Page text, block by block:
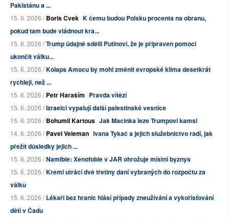
Pakistánu a ...
15. 6. 2026 /Boris Cvek K čemu budou Polsku procenta na obranu,
pokud tam bude vládnout kra...
15. 6. 2026 /Trump údajně sdělil Putinovi, že je připraven pomoci
ukončit válku...
15. 6. 2026 /Kolaps Amocu by mohl změnit evropské klima desetkrát
rychleji, než ...
15. 6. 2026 /Petr Haraším Pravda vítězí
15. 6. 2026 /Izraelci vypalují další palestinské vesnice
15. 6. 2026 /Bohumil Kartous Jak Macinka leze Trumpovi kamsi
14. 6. 2026 /Pavel Veleman Ivana Tykač a jejich služebnictvo radí, jak
přežít důsledky jejich ...
15. 6. 2026 /Namibie: Xenofobie v JAR ohrožuje místní byznys
15. 6. 2026 /Kreml utrácí dvě třetiny daní vybraných do rozpočtu za
válku
15. 6. 2026 /Lékaři bez hranic hlásí případy zneužívání a vykořisťování
dětí v Čadu